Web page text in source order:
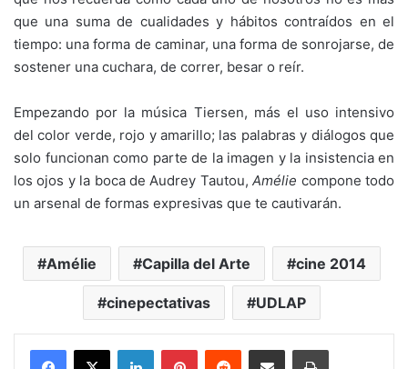
que una suma de cualidades y hábitos contraídos en el
tiempo: una forma de caminar, una forma de sonrojarse, de
sostener una cuchara, de correr, besar o reír.
Empezando por la música Tiersen, más el uso intensivo
del color verde, rojo y amarillo; las palabras y diálogos que
solo funcionan como parte de la imagen y la insistencia en
los ojos y la boca de Audrey Tautou,Amélie compone todo
un arsenal de formas expresivas que te cautivarán.
Amélie Capilla del Arte cine 2014
cinepectativas UDLAP
LinkedInPinterestReddit Share via Email Print